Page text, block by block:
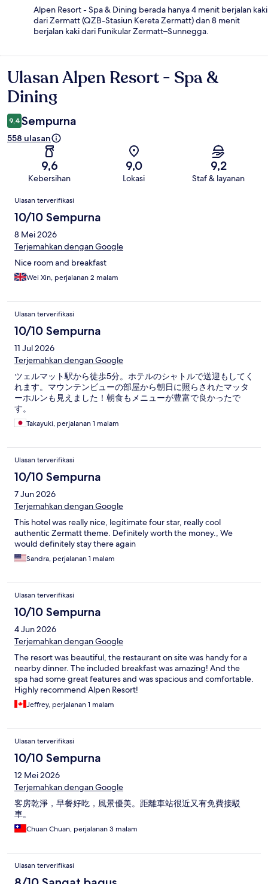
Alpen Resort - Spa & Dining berada hanya 4 menit berjalan kaki
dari Zermatt (QZB-Stasiun Kereta Zermatt) dan 8 menit
berjalan kaki dari Funikular Zermatt–Sunnegga.
Ulasan
Ulasan Alpen Resort - Spa &
Dining
9,4 Sempurna
558 ulasan
9,6
Kebersihan
9,0
Lokasi
9,2
Staf & layanan
Ulasan
Ulasan terverifikasi
10/10 Sempurna
8 Mei 2026
Terjemahkan dengan Google
Nice room and breakfast
Wei Xin, perjalanan 2 malam
Ulasan terverifikasi
10/10 Sempurna
11 Jul 2026
Terjemahkan dengan Google
ツェルマット駅から徒歩5分。ホテルのシャトルで送迎もしてく
れます。マウンテンビューの部屋から朝日に照らされたマッタ
ーホルンも見えました！朝食もメニューが豊富で良かったで
す。
Takayuki, perjalanan 1 malam
Ulasan terverifikasi
10/10 Sempurna
7 Jun 2026
Terjemahkan dengan Google
This hotel was really nice, legitimate four star, really cool
authentic Zermatt theme. Definitely worth the money., We
would definitely stay there again
Sandra, perjalanan 1 malam
Ulasan terverifikasi
10/10 Sempurna
4 Jun 2026
Terjemahkan dengan Google
The resort was beautiful, the restaurant on site was handy for a
nearby dinner. The included breakfast was amazing! And the
spa had some great features and was spacious and comfortable.
Highly recommend Alpen Resort!
Jeffrey, perjalanan 1 malam
Ulasan terverifikasi
10/10 Sempurna
12 Mei 2026
Terjemahkan dengan Google
客房乾淨，早餐好吃，風景優美。距離車站很近又有免費接駁
車。
Chuan Chuan, perjalanan 3 malam
Ulasan terverifikasi